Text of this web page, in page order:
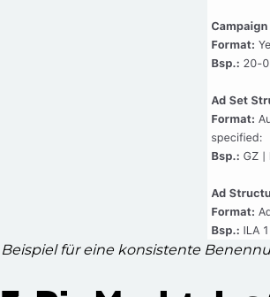
Beispiel für eine konsistente